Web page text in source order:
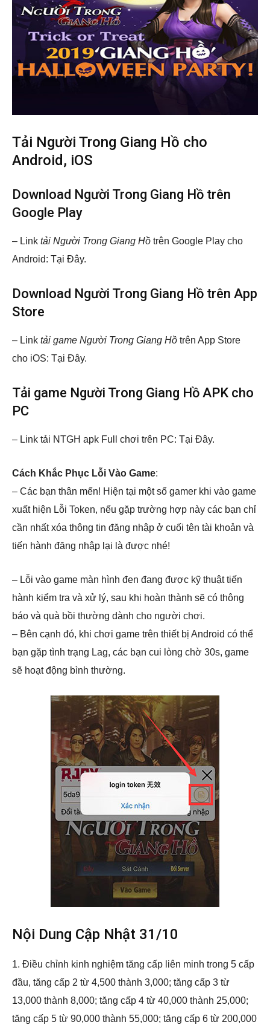
Tải Người Trong Giang Hồ cho
Android, iOS
Download Người Trong Giang Hồ trên
Google Play
– Link tải Người Trong Giang Hồ trên Google Play cho
Android: Tại Đây.
Download Người Trong Giang Hồ trên App
Store
– Link tải game Người Trong Giang Hồ trên App Store
cho iOS: Tại Đây.
Tải game Người Trong Giang Hồ APK cho
PC
– Link tải NTGH apk Full chơi trên PC: Tại Đây.
Cách Khắc Phục Lỗi Vào Game:
– Các bạn thân mến! Hiện tại một số gamer khi vào game
xuất hiện Lỗi Token, nếu gặp trường hợp này các bạn chỉ
cần nhất xóa thông tin đăng nhập ở cuối tên tài khoản và
tiến hành đăng nhập lại là được nhé!
– Lỗi vào game màn hình đen đang được kỹ thuật tiến
hành kiểm tra và xử lý, sau khi hoàn thành sẽ có thông
báo và quà bồi thường dành cho người chơi.
– Bên cạnh đó, khi chơi game trên thiết bị Android có thể
bạn gặp tình trạng Lag, các bạn cui lòng chờ 30s, game
sẽ hoạt động bình thường.
Nội Dung Cập Nhật 31/10
1. Điều chỉnh kinh nghiệm tăng cấp liên minh trong 5 cấp
đầu, tăng cấp 2 từ 4,500 thành 3,000; tăng cấp 3 từ
13,000 thành 8,000; tăng cấp 4 từ 40,000 thành 25,000;
tăng cấp 5 từ 90,000 thành 55,000; tăng cấp 6 từ 200,000